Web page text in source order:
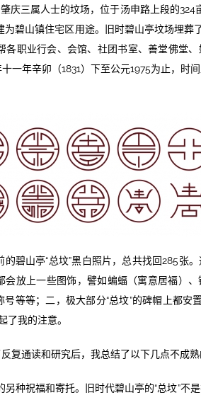
庆三属人士的坟场，位于汤申路上段的324
碧山镇住宅区用途。旧时碧山亭坟场埋葬
各职业行会、会馆、社团书室、善堂佛堂
一年辛卯（1831）下至公元1975为止，时
碧山亭“总坟”黑白照片，总共找回285张
会放上一些图饰，譬如蝙蝠（寓意居福）
等等；二，极大部分“总坟”的碑帽上都安
了我的注意。
复通读和研究后，我总结了以下几点不成熟
种祝福和寄托。旧时代碧山亭的“总坟”不